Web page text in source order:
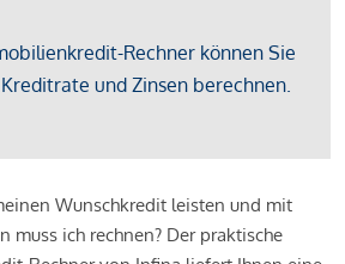
Wunschkredit leisten und mit
muss ich rechnen? Der praktische